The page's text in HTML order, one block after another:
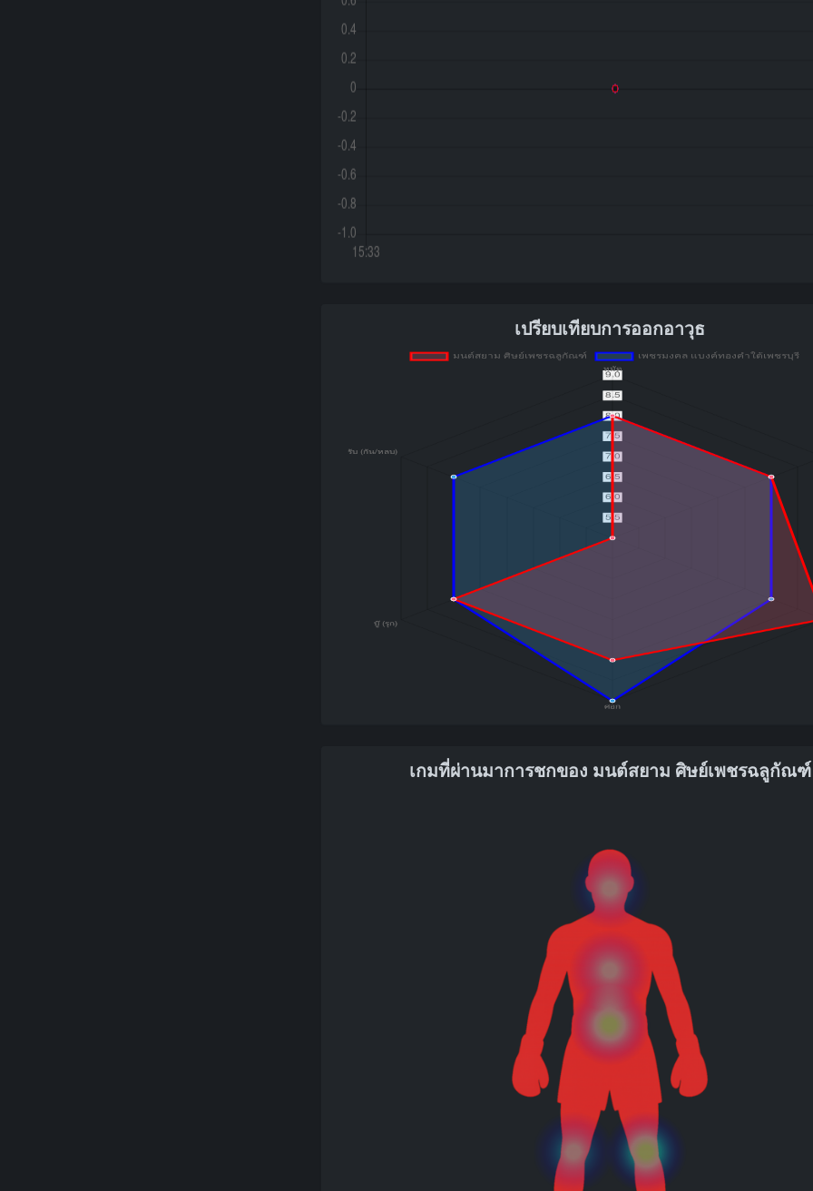
เปรียบเทียบการออกอาวุธ
เกมที่ผ่านมาการชกของ มนต์สยาม ศิษย์เพชรฉลูกัณฑ์